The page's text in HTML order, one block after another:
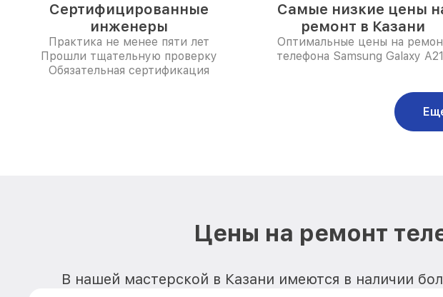
Сертифицированные
инженеры
Практика не менее пяти лет
Прошли тщательную проверку
Обязательная сертификация
Самые низкие цены
ремонт в Казани
Оптимальные цены на
телефона Samsung Galaxy
Цены на ремонт
В нашей мастерской в Казани имеются в наличии